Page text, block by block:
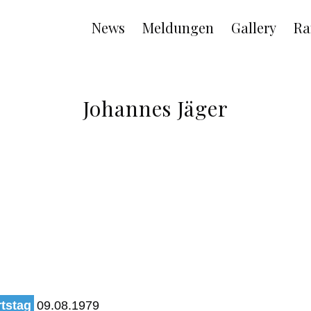
Main
navigation
News Meldungen Gallery
Johannes Jäger
09.08.1979